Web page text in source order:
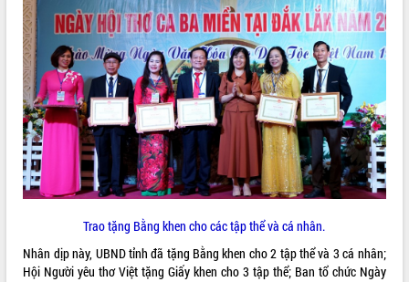
Trao tặng Bằng khen cho các tập thể và cá nhân.
Nhân dịp này, UBND tỉnh đã tặng Bằng khen cho 2 tập thể và 3 cá nhân;
Hội Người yêu thơ Việt tặng Giấy khen cho 3 tập thể; Ban tổ chức Ngày